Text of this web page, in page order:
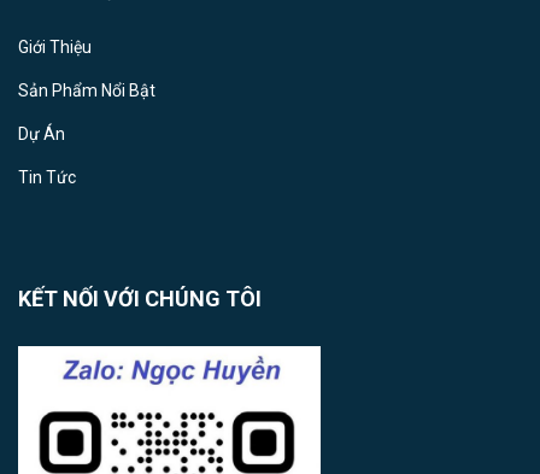
Giới Thiệu
Sản Phẩm Nổi Bật
Dự Án
Tin Tức
KẾT NỐI VỚI CHÚNG TÔI